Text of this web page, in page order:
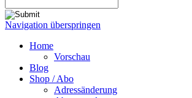
Navigation überspringen
Home
Vorschau
Blog
Shop / Abo
Adressänderung